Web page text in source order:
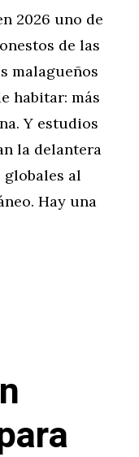
2026 uno de
de las
malagueños
habitar: más
Y estudios
la delantera
al
Hay una